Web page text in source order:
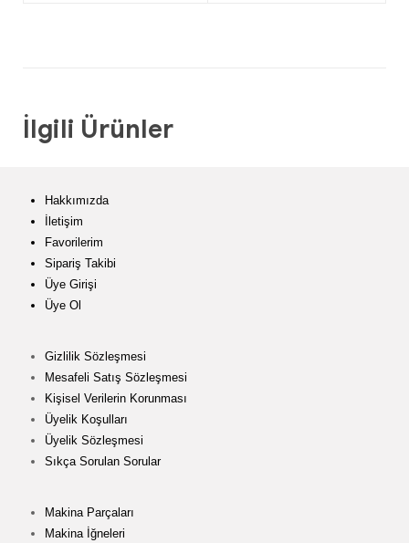
İlgili Ürünler
Hakkımızda
İletişim
Favorilerim
Sipariş Takibi
Üye Girişi
Üye Ol
Gizlilik Sözleşmesi
Mesafeli Satış Sözleşmesi
Kişisel Verilerin Korunması
Üyelik Koşulları
Üyelik Sözleşmesi
Sıkça Sorulan Sorular
Makina Parçaları
Makina İğneleri